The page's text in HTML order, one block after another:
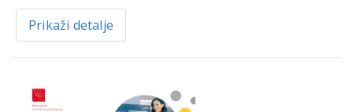
Prikaži detalje